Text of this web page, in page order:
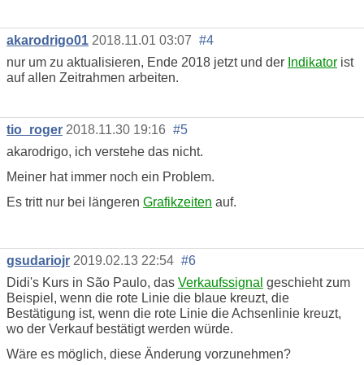
akarodrigo01 2018.11.01 03:07 #4
nur um zu aktualisieren, Ende 2018 jetzt und der Indikator ist
auf allen Zeitrahmen arbeiten.
tio_roger 2018.11.30 19:16 #5
akarodrigo, ich verstehe das nicht.
Meiner hat immer noch ein Problem.
Es tritt nur bei längeren Grafikzeiten auf.
gsudariojr 2019.02.13 22:54 #6
Didi's Kurs in São Paulo, das Verkaufssignal geschieht zum
Beispiel, wenn die rote Linie die blaue kreuzt, die
Bestätigung ist, wenn die rote Linie die Achsenlinie kreuzt,
wo der Verkauf bestätigt werden würde.
Wäre es möglich, diese Änderung vorzunehmen?